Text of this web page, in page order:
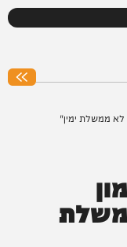
ממשלת ימין"